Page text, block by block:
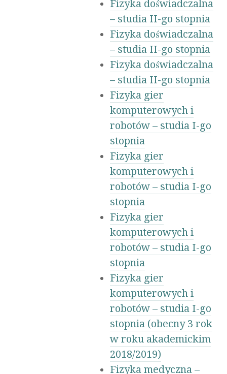
Fizyka doświadczalna
– studia II-go stopnia
Fizyka doświadczalna
– studia II-go stopnia
Fizyka doświadczalna
– studia II-go stopnia
Fizyka gier
komputerowych i
robotów – studia I-go
stopnia
Fizyka gier
komputerowych i
robotów – studia I-go
stopnia
Fizyka gier
komputerowych i
robotów – studia I-go
stopnia
Fizyka gier
komputerowych i
robotów – studia I-go
stopnia (obecny 3 rok
w roku akademickim
2018/2019)
Fizyka medyczna –